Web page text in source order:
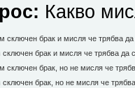
Какво
сключен брак и мисля че трябва да
брак и мисля че трябва да
сключен брак, но не мисля че
брак, но не мисля че